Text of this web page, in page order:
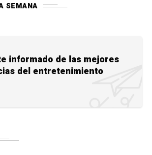
SEMANA
informado de las mejores
del entretenimiento